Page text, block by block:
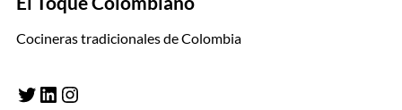
Cocineras tradicionales de Colombia
Twitter LinkedIn Instagram